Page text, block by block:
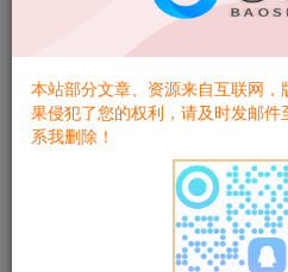
2.校园超市：每个学校拥有一个
3.学生街：校园商家入驻功能
4.新鲜事 学生交流社区
5.跳蚤市场 针对校园的商圈信
本站部分文章、资源来自互联网
果侵犯了您的权利，请及时发邮件
系我删除！